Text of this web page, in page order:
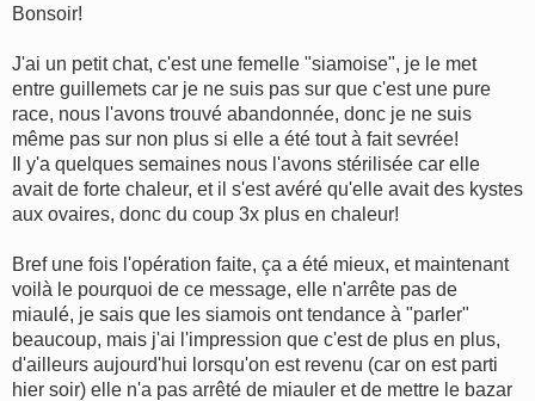
s
g
Bonsoir!
J'ai un petit chat, c'est une femelle "siamoise", je le met
entre guillemets car je ne suis pas sur que c'est une pure
race, nous l'avons trouvé abandonnée, donc je ne suis
même pas sur non plus si elle a été tout à fait sevrée!
Il y'a quelques semaines nous l'avons stérilisée car elle
avait de forte chaleur, et il s'est avéré qu'elle avait des kystes
aux ovaires, donc du coup 3x plus en chaleur!
Bref une fois l'opération faite, ça a été mieux, et maintenant
voilà le pourquoi de ce message, elle n'arrête pas de
miaulé, je sais que les siamois ont tendance à "parler"
beaucoup, mais j'ai l'impression que c'est de plus en plus,
d'ailleurs aujourd'hui lorsqu'on est revenu (car on est parti
hier soir) elle n'a pas arrêté de miauler et de mettre le bazar